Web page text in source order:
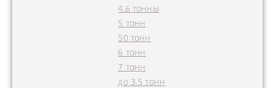
4.6 тонны
5 тонн
50 тонн
6 тонн
7 тонн
до 3.5 тонн